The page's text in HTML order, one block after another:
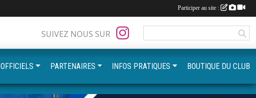
SUIVEZ NOUS SUR
OFFICIELS PARTENAIRES INFOS PRATIQUES BOUTIQUE DU CLUB
Participer au site :